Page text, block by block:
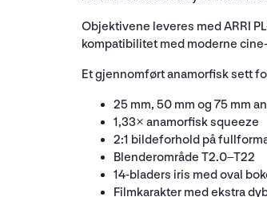
Objektivene leveres med ARRI
kompatibilitet med moderne
Et gjennomført anamorfisk sett
25 mm, 50 mm og 75 mm
1,33× anamorfisk squeeze
2:1 bildeforhold på
Blenderområde T2.0–T22
14-bladers iris med oval
Filmkarakter med ekstra